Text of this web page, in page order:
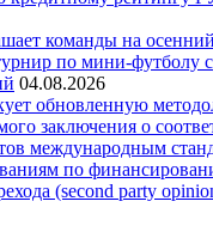
команды на осенний
по мини-футболу
04.08.2026
обновленную
заключения о
международным
по
(second party